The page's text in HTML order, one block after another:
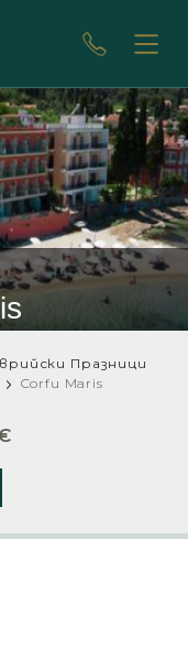
Празници
Corfu Maris